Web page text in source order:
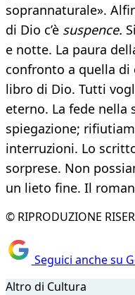
soprannaturale».
di Dio c’è suspence.
e notte. La paura
confronto a quella di
libro di Dio. Tutti
eterno. La fede nella
spiegazione;
interruzioni. Lo
sorprese. Non
un lieto fine. Il
© RIPRODUZIONE
Seguici anche su
Altro di Cultura